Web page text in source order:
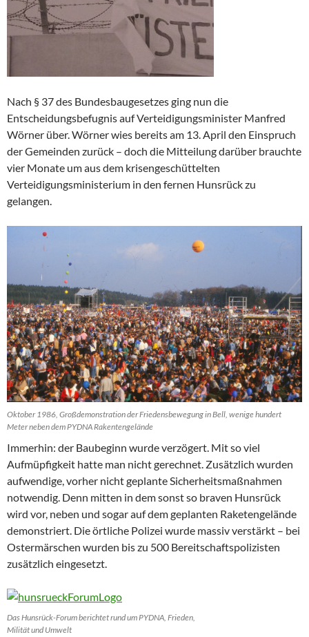
Nach § 37 des Bundesbaugesetzes ging nun die
Entscheidungsbefugnis auf Verteidigungsminister Manfred
Wörner über. Wörner wies bereits am 13. April den Einspruch
der Gemeinden zurück – doch die Mitteilung darüber brauchte
vier Monate um aus dem krisengeschüttelten
Verteidigungsministerium in den fernen Hunsrück zu
gelangen.
Oktober 1986, Großdemonstration der Friedensbewegung in Bell, wenige hundert
Meter neben dem PYDNA Rakentengelände
Immerhin: der Baubeginn wurde verzögert. Mit so viel
Aufmüpfigkeit hatte man nicht gerechnet. Zusätzlich wurden
aufwendige, vorher nicht geplante Sicherheitsmaßnahmen
notwendig. Denn mitten in dem sonst so braven Hunsrück
wird vor, neben und sogar auf dem geplanten Raketengelände
demonstriert. Die örtliche Polizei wurde massiv verstärkt – bei
Ostermärschen wurden bis zu 500 Bereitschaftspolizisten
zusätzlich eingesetzt.
Das Hunsrück-Forum berichtet rund um PYDNA, Frieden,
Milität und Umwelt